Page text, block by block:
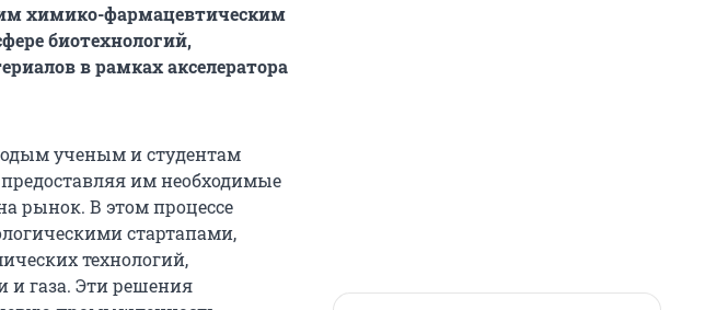
химико-фармацевтическим
биотехнологий,
в рамках акселератора
ученым и студентам
им необходимые
рынок. В этом процессе
стартапами,
технологий,
и газа. Эти решения